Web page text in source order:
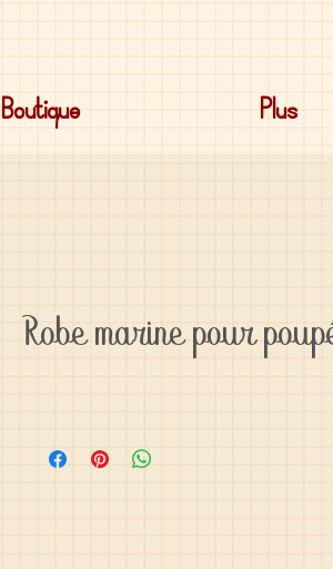
Boutique Plus
Robe marine pour